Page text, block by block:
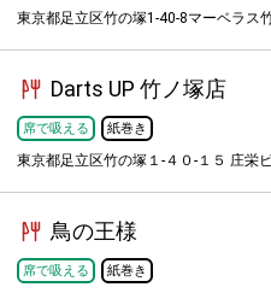
東京都足立区竹の塚1-40-8マーベラス
Darts UP 竹ノ塚店
席で吸える 紙巻き
東京都足立区竹の塚１-４０-１５ 庄栄
鳥の王様
席で吸える 紙巻き